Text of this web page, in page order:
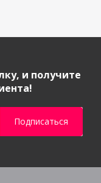
и получите